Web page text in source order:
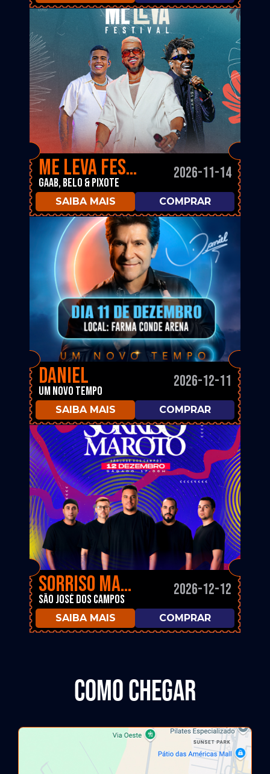
Me Leva Festival 2026
Gaab, Belo & Pixote
2026-11-14
SAIBA MAIS COMPRAR
Daniel
Um Novo Tempo
2026-12-11
SAIBA MAIS COMPRAR
Sorriso Maroto
São José dos Campos
2026-12-12
SAIBA MAIS COMPRAR
Como Chegar